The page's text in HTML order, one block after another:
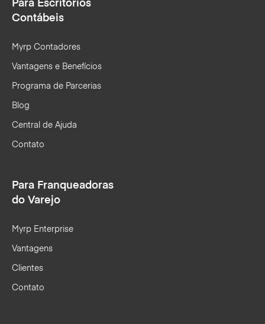
Para Escritórios
Contábeis
Myrp Contadores
Vantagens e Benefícios
Programa de Parcerias
Blog
Central de Ajuda
Contato
Para Franqueadoras
do Varejo
Myrp Enterprise
Vantagens
Clientes
Contato